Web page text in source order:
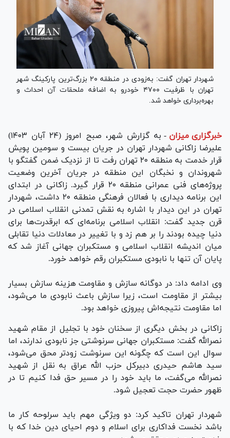
شهردار تهران گفت: به‌زودی در منطقه ۲۰ بزرگ‌ترین پارکینگ شهر
تهران با ظرفیت ۴۷۰۰ خودرو به اضافه ملحقات آن احداث و
بهره‌برداری خواهد شد.
خبرگزاری میزان -
به گزارش شهر، صبح امروز (۲۴ آبان ۱۴۰۳)
علیرضا زاکانی شهردار تهران در جریان بیست و سومین پویش
قرار خدمت به منطقه ۲۰ تهران رفت تا از نزدیک ضمن گفتگو با
شهروندان و نخبگان این منطقه در جریان آخرین وضعیت
پروژه‌های فنی عمرانی منطقه ۲۰ قرار گیرد. زاکانی در ابتدای
این برنامه دیداری با فعالان فرهنگی منطقه ۲۰ داشت، شهردار
تهران در این دیدار با اشاره به نقش تمدنی انقلاب اسلامی در
قرن جدید گفت: انقلاب اسلامی برنامه‌ای که ابرقدرت‌ها برای
دنیا چیده بودند را بر هم زد و با تغییر در معادلات دنیا تقابلی
میان اندیشه انقلاب اسلامی و مستکبران جهانی آغاز شد که
پایان آن تنها با نابودی مستکبران رقم خواهد خورد.
وی ادامه داد: در دوگانه سازش و مقاومت هزینه سازش بسیار
بیشتر از مقاومت است، زیرا سازش باعث نابودی ما می‌شود،
اما مقاومت نتیجه‌اش پیروزی خواهد بود.
زاکانی در بخش دیگری از سخنان خود با تجلیل از مقام شهید
نصرالله گفت: مستکبران جهانی سرنوشتی جز نابودی ندارند، اما
سوال این است که چگونه این سرنوشت زودتر محق می‌شود،
سید هاشم حیدری دبیرکل حزب الله عراق به نقل از شهید
نصرالله می‌گفت، ما باید خود را در مسیر حق فدا کنیم تا در
ظهور حضرت حجت تعجیل شود.
شهردار تهران تاکید کرد: دو ویژگی مهم باید سرلوحه کار ما
باشد نخست فداکاری برای اسلام و دوم احیای دین خدا که با